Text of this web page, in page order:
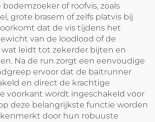
of roofvis, zoals
grote brasem of zelfs platvis bij
dat de vis tijdens het
van de loodlood of de
leidt tot zekerder bijten en
Na de run zorgt een eenvoudige
ervoor dat de baitrunner
en direct de krachtige
voorkant wordt ingeschakeld voor
deze belangrijkste functie worden
door hun robuuste